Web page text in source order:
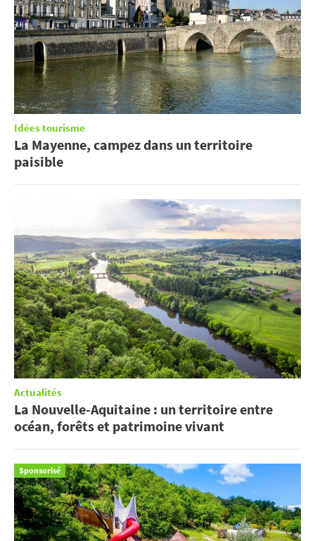
Idées tourisme
La Mayenne, campez dans un territoire
paisible
Actualités
La Nouvelle-Aquitaine : un territoire entre
océan, forêts et patrimoine vivant
Sponsorisé